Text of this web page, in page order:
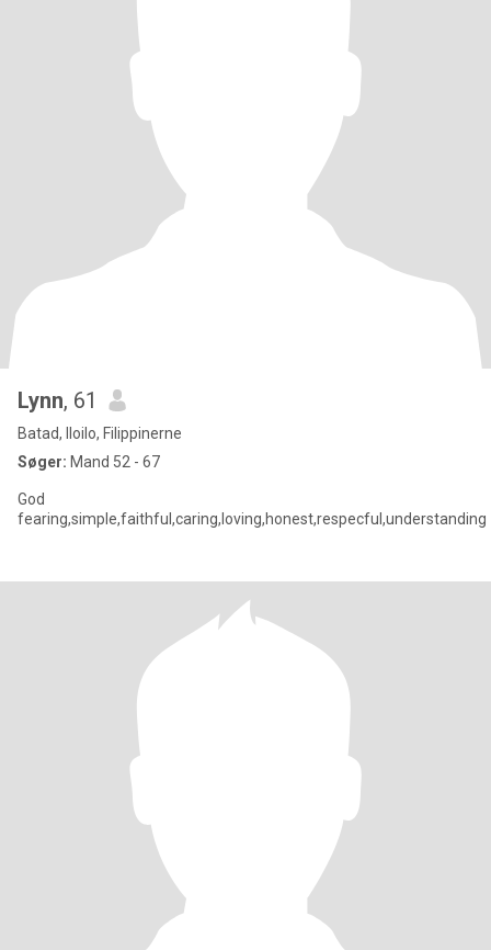
Lynn, 61
Batad, Iloilo, Filippinerne
Søger: Mand 52 - 67
God
fearing,simple,faithful,caring,loving,honest,respecful,understanding